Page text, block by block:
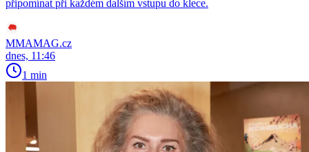
připomínat při každém dalším vstupu do klece.
MMAMAG.cz
dnes, 11:46
1 min